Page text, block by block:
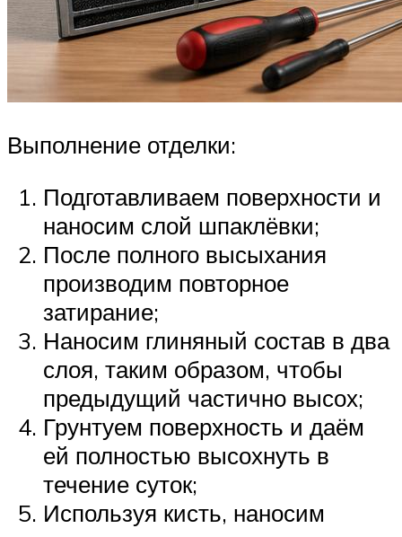
Выполнение отделки:
Подготавливаем поверхности и
наносим слой шпаклёвки;
После полного высыхания
производим повторное
затирание;
Наносим глиняный состав в два
слоя, таким образом, чтобы
предыдущий частично высох;
Грунтуем поверхность и даём
ей полностью высохнуть в
течение суток;
Используя кисть, наносим